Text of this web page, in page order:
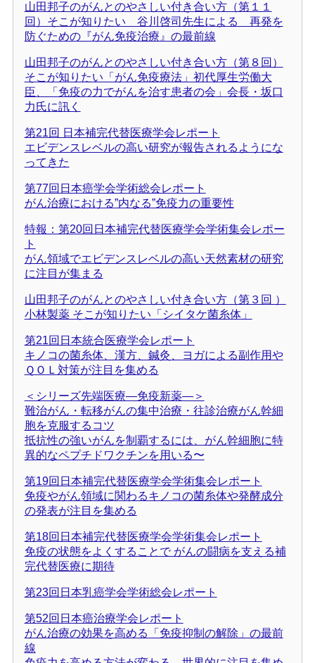
山田邦子のがんとのやさしい付き合い方（第１１
回）そこが知りたい 谷川啓司先生による 再発を
防ぐための『がん免疫治療』の最前線
山田邦子のがんとのやさしい付き合い方（第８回）
そこが知りたい「がん免疫療法」初代厚生労働大
臣、「免疫の力でがんを治す患者の会」会長・坂口
力氏に訊く
第21回 日本補完代替医療学会レポート
エビデンスレベルの高い研究が報告されるようにな
ってきた
第77回日本癌学会学術総会レポート
がん治療における”内なる”免疫力の重要性
特報：第20回日本補完代替医療学会学術集会レポー
ト
がん領域でエビデンスレベルの高い天然素材の研究
に注目が集まる
山田邦子のがんとのやさしい付き合い方（第３回 ）
小林製薬 そこが知りたい「シイタケ菌糸体」
第21回日本統合医療学会レポート
キノコの菌糸体、漢方、鍼灸、ヨガによる副作用や
ＱＯＬ対策が注目を集める
＜シリーズ先端医療―免疫新薬―＞
難治がん・転移がんの集中治療・往診治療がん幹細
胞を克服するコツ
抵抗性の強いがんを制覇するには、がん幹細胞に特
異的なペプチドワクチンを用いる〜
第19回日本補完代替医療学会学術集会レポート
免疫やがん領域に関わるキノコの菌糸体や発酵成分
の発表が注目を集める
第18回日本補完代替医療学会学術集会レポート
免疫の状態をよくすることで がんの闘病を支える補
完代替医療に期待
第23回日本乳癌学会学術総会レポート
第52回日本癌治療学会レポート
がん治療の効果を高める「免疫抑制の解除」の最前
線